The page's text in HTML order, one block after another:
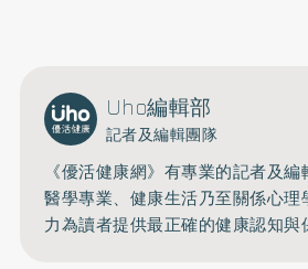
Uho編輯部
記者及編輯團隊
《優活健康網》有專業的記者及
醫學專業、健康生活乃至關係心
力為讀者提供最正確的健康認知與